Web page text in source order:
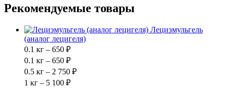
Рекомендуемые товары
Лециэмульгель
(аналог лецигеля)
0.1 кг – 650 ₽
0.1 кг – 650 ₽
0.5 кг – 2 750 ₽
1 кг – 5 100 ₽